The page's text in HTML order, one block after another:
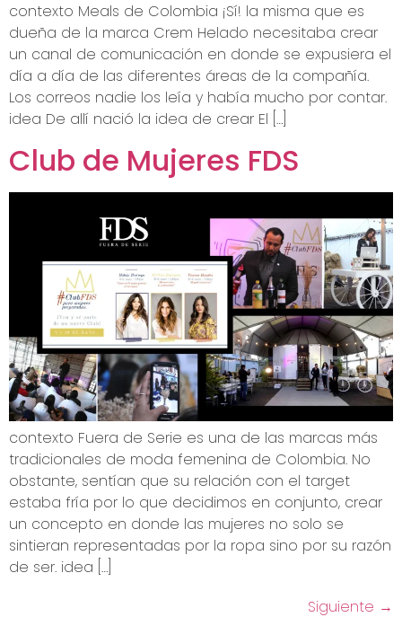
contexto Meals de Colombia ¡Sí! la misma que es
dueña de la marca Crem Helado necesitaba crear
un canal de comunicación en donde se expusiera el
día a día de las diferentes áreas de la compañía.
Los correos nadie los leía y había mucho por contar.
idea De allí nació la idea de crear El […]
Club de Mujeres FDS
contexto Fuera de Serie es una de las marcas más
tradicionales de moda femenina de Colombia. No
obstante, sentían que su relación con el target
estaba fría por lo que decidimos en conjunto, crear
un concepto en donde las mujeres no solo se
sintieran representadas por la ropa sino por su razón
de ser. idea […]
Siguiente →